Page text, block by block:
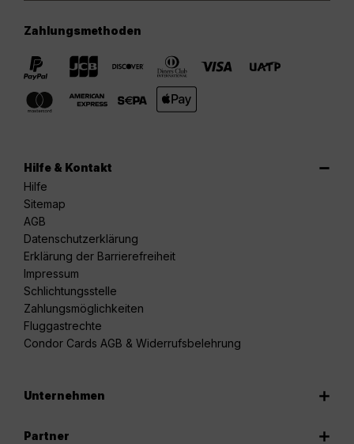
Zahlungsmethoden
Hilfe & Kontakt
Hilfe
Sitemap
AGB
Datenschutzerklärung
Erklärung der Barrierefreiheit
Impressum
Schlichtungsstelle
Zahlungsmöglichkeiten
Fluggastrechte
Condor Cards AGB & Widerrufsbelehrung
Unternehmen
Partner